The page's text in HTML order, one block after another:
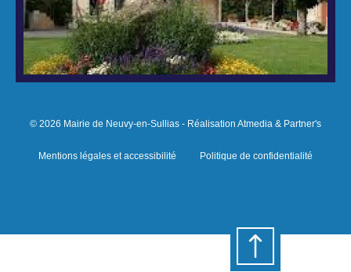
© 2026 Mairie de Neuvy-en-Sullias - Réalisation Atmedia & Partner's
Mentions légales et accessibilité Politique de confidentialité